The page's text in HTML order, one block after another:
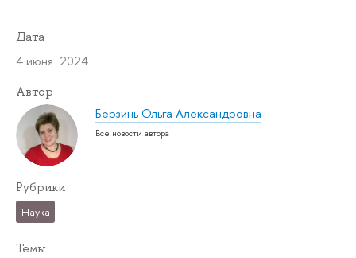
Дата
4 июня 2024
Автор
Берзинь Ольга Александровна
Все новости автора
Рубрики
Наука
Темы